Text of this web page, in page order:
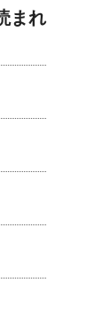
まれ